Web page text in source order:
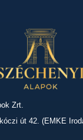
Zrt.
út 42. (EMKE